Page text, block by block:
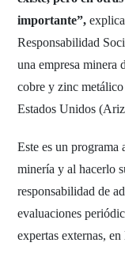
importante”,
Responsabilidad
una empresa minera
cobre y zinc
Estados Unidos
Este es un programa
minería y al hacerlo
responsabilidad de
evaluaciones
expertas externas,